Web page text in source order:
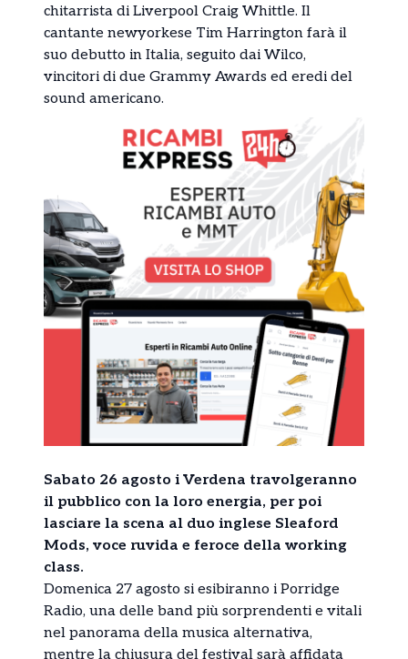
chitarrista di Liverpool Craig Whittle. Il
cantante newyorkese Tim Harrington farà il
suo debutto in Italia, seguito dai Wilco,
vincitori di due Grammy Awards ed eredi del
sound americano.
Sabato 26 agosto i Verdena travolgeranno
il pubblico con la loro energia, per poi
lasciare la scena al duo inglese Sleaford
Mods, voce ruvida e feroce della working
class.
Domenica 27 agosto si esibiranno i Porridge
Radio, una delle band più sorprendenti e vitali
nel panorama della musica alternativa,
mentre la chiusura del festival sarà affidata